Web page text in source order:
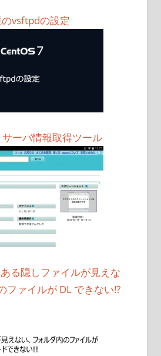
vsftpdの設定
ーバ情報取得ツール
ある隠しファイルが見えな
ファイルが DL できない!?